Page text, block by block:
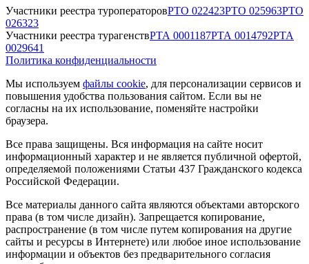
Участники реестра туроператоровРТО 022423РТО 025963РТО
026323
Участники реестра турагенствРТА 0001187РТА 0014792РТА
0029641
Политика конфиденциальности
Мы используем файлы cookie, для персонализации сервисов и
повышения удобства пользования сайтом. Если вы не
согласны на их использование, поменяйте настройки
браузера.
Все права защищены. Вся информация на сайте носит
информационный характер и не является публичной офертой,
определяемой положениями Статьи 437 Гражданского кодекса
Российской Федерации.
Все материалы данного сайта являются объектами авторского
права (в том числе дизайн). Запрещается копирование,
распространение (в том числе путем копирования на другие
сайты и ресурсы в Интернете) или любое иное использование
информации и объектов без предварительного согласия